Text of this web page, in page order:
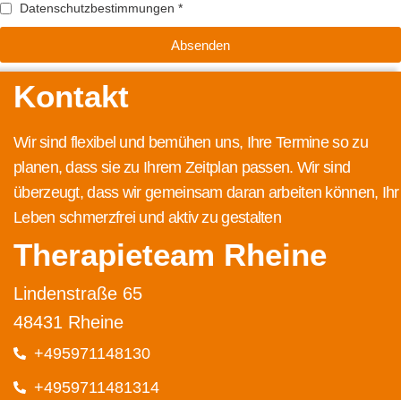
Datenschutzbestimmungen *
Absenden
Kontakt
Wir sind flexibel und bemühen uns, Ihre Termine so zu
planen, dass sie zu Ihrem Zeitplan passen. Wir sind
überzeugt, dass wir gemeinsam daran arbeiten können, Ihr
Leben schmerzfrei und aktiv zu gestalten
Therapieteam Rheine
Lindenstraße 65
48431 Rheine
+495971148130
+4959711481314